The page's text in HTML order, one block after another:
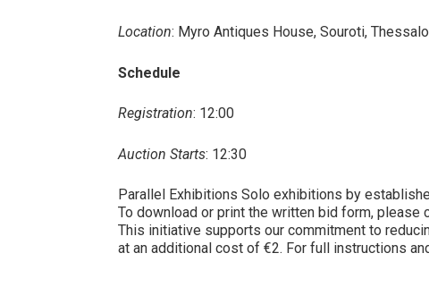
Location: Myro Antiques House, Souroti,
Schedule
Registration: 12:00
Auction Starts: 12:30
Parallel Exhibitions Solo exhibitions by
To download or print the written bid form, please
This initiative supports our commitment to
at an additional cost of €2. For full instructions